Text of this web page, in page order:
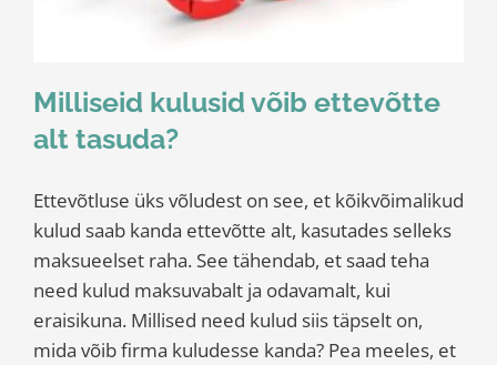
Milliseid kulusid võib ettevõtte
alt tasuda?
Ettevõtluse üks võludest on see, et kõikvõimalikud
kulud saab kanda ettevõtte alt, kasutades selleks
maksueelset raha. See tähendab, et saad teha
need kulud maksuvabalt ja odavamalt, kui
eraisikuna. Millised need kulud siis täpselt on,
mida võib firma kuludesse kanda? Pea meeles, et